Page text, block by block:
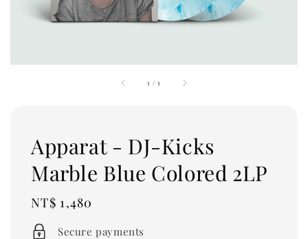
1 /1
Apparat - DJ-Kicks
Marble Blue Colored 2LP
Regular
price
NT$ 1,480
Secure payments